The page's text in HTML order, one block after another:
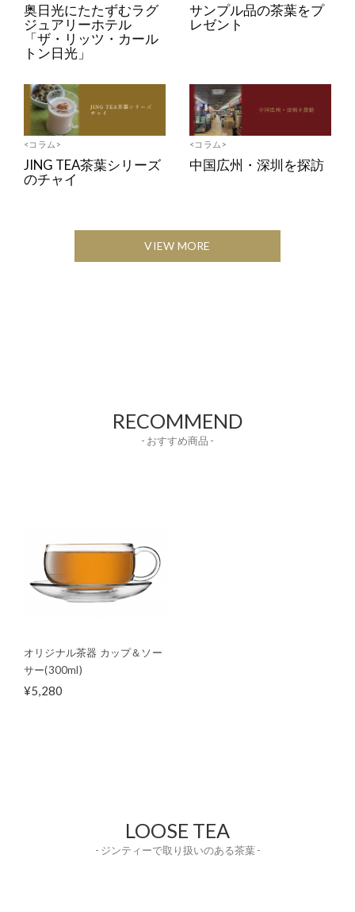
奥日光にたたずむラグ
ジュアリーホテル
「ザ・リッツ・カール
トン日光」
サンプル品の茶葉をプ
レゼント
<コラム>
JING TEA茶葉シリーズ
のチャイ
<コラム>
中国広州・深圳を探訪
VIEW MORE
RECOMMEND
- おすすめ商品 -
オリジナル茶器 カップ＆ソー
サー(300ml)
¥5,280
LOOSE TEA
- ジンティーで取り扱いのある茶葉 -